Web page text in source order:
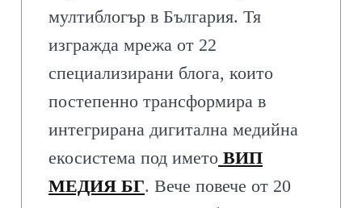
мултиблогър в България. Тя
изгражда мрежа от 22
специализирани блога, които
постепенно трансформира в
интегрирана дигитална медийна
екосистема под името ВИП
МЕДИЯ БГ. Вече повече от 20